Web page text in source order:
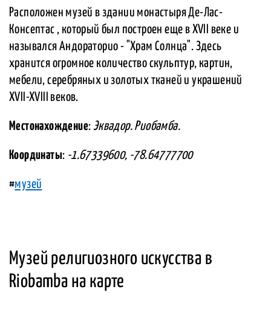
Расположен музей в здании монастыря Де-Лас-
Консептас , который был построен еще в XVII веке и
назывался Андораторио - "Храм Солнца". Здесь
хранится огромное количество скульптур, картин,
мебели, серебряных и золотых тканей и украшений
XVII-XVIII веков.
Местонахождение: Эквадор. Риобамба.
Координаты: -1.67339600, -78.64777700
#музей
Музей религиозного искусства в
Riobamba на карте